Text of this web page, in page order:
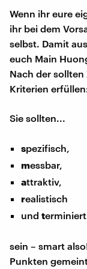
Wenn ihr eure
ihr bei dem
selbst. Damit
euch Main
Nach der
Kriterien
Sie sollten...
spezifisch,
messbar,
attraktiv,
realistisch
undterminiert
sein – smart
Punkten